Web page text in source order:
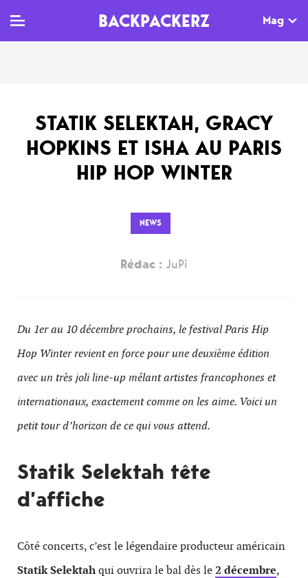
BACKPACKERZ Mag
Clips
Live
Documentaires
Dossiers
Tops
Interviews
Chroniques
Paris
Festivals
STATIK SELEKTAH, GRACY
HOPKINS ET ISHA AU PARIS
HIP HOP WINTER
NEWS
Rédac : JuPi
Du 1er au 10 décembre prochains, le festival Paris Hip
Hop Winter revient en force pour une deuxième édition
avec un très joli line-up mêlant artistes francophones et
internationaux, exactement comme on les aime. Voici un
petit tour d’horizon de ce qui vous attend.
Statik Selektah tête
d’affiche
Côté concerts, c’est le légendaire producteur américain
Statik Selektahqui ouvrira le bal dès le2 décembre,